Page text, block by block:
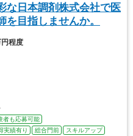
な日本調剤株式会社で医
目指しませんか。
円程度
者も応募可能
実績有り 総合門前
スキルアップ